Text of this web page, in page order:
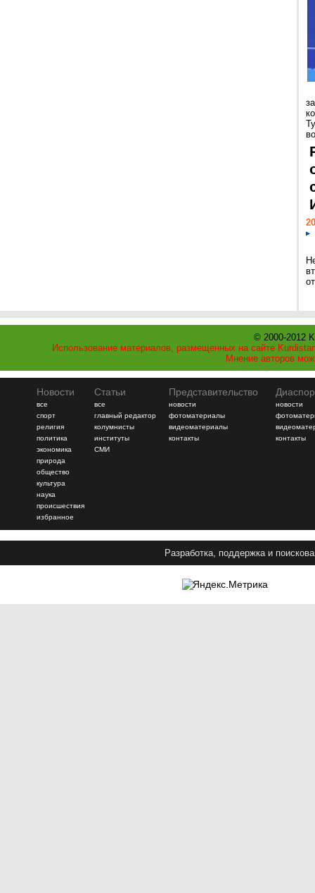
© 2000-2012
Использование материалов, размещенных на сайте
Мнение авторов
Новости
все
спорт
религия
политика
экономика
природа
общество
культура
наука
происшествия
избранное
Статьи
все
главный редактор
колумнисты
институты
СМИ
Представительство
новости
фотоматериалы
видеоматериалы
контакты
новости
контакты
Разработка, поддержка и